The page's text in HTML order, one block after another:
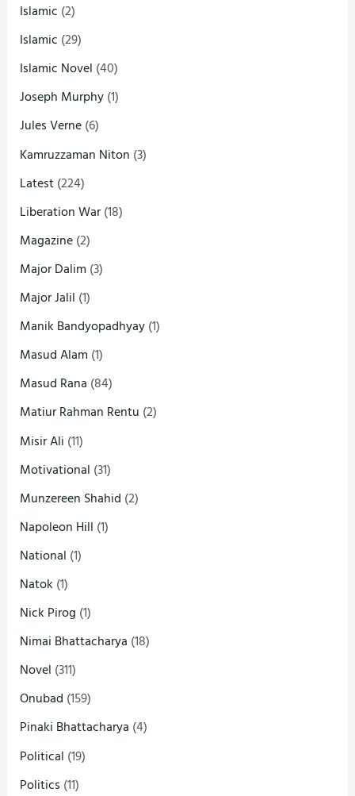
Islamic (2)
Islamic (29)
Islamic Novel (40)
Joseph Murphy(1)
Jules Verne(6)
Kamruzzaman Niton (3)
Latest(224)
Liberation War(18)
Magazine(2)
Major Dalim (3)
Major Jalil (1)
Manik Bandyopadhyay(1)
Masud Alam (1)
Masud Rana (84)
Matiur Rahman Rentu (2)
Misir Ali (11)
Motivational (31)
Munzereen Shahid (2)
Napoleon Hill (1)
National (1)
Natok (1)
Nick Pirog (1)
Nimai Bhattacharya (18)
Novel (311)
Onubad (159)
Pinaki Bhattacharya (4)
Political (19)
Politics (11)